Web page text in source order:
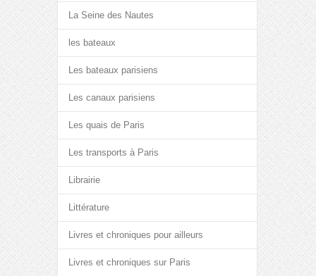
La Seine des Nautes
les bateaux
Les bateaux parisiens
Les canaux parisiens
Les quais de Paris
Les transports à Paris
Librairie
Littérature
Livres et chroniques pour ailleurs
Livres et chroniques sur Paris